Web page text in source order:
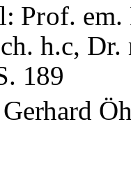
Prof.
h.c, Dr.
189
Gerhard